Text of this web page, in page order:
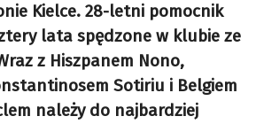
Kielce. 28-letni pomocnik
lata spędzone w klubie ze
z Hiszpanem Nono,
Sotiriu i Belgiem
należy do najbardziej